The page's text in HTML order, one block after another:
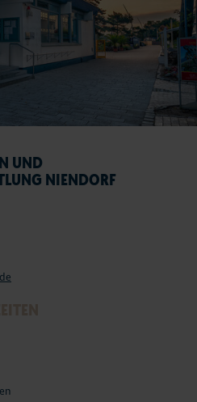
UND
NIENDORF